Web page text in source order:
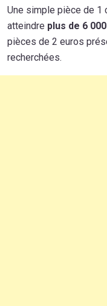
Une simple pièce de 1
atteindre plus de 6
pièces de 2 euros
recherchées.